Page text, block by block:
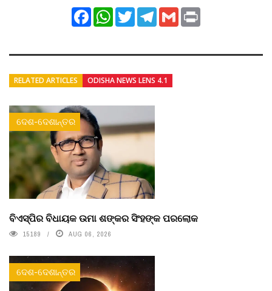
FacebookWhatsApp
TwitterTelegram
Gmail
RELATED ARTICLES ODISHA NEWS LENS 4.1
ଦେଶ-ଦେଶାନ୍ତର
ବିଏସ୍‌ପିର ବିଧାୟକ ଉମା ଶଙ୍କର ସିଂହଙ୍କ ପରଲୋକ
15189 AUG 06, 2026
ଦେଶ-ଦେଶାନ୍ତର